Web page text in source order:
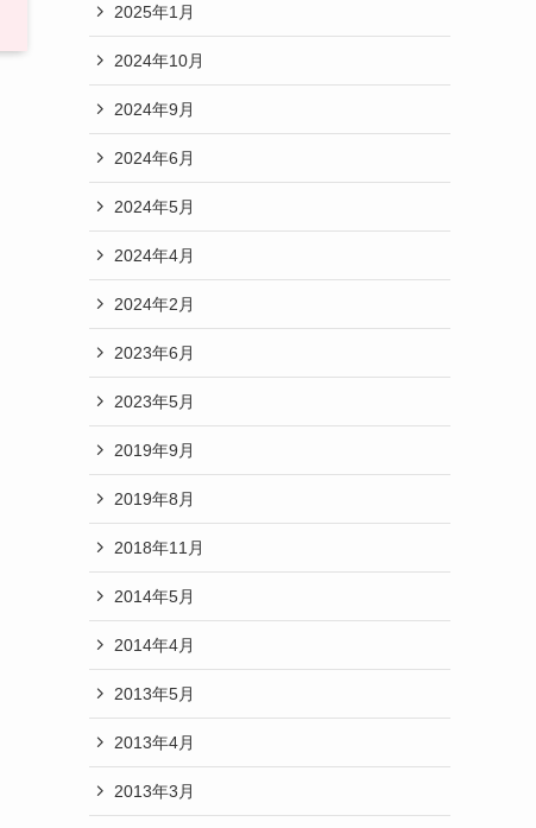
2025年1月
2024年10月
2024年9月
2024年6月
2024年5月
2024年4月
2024年2月
2023年6月
2023年5月
2019年9月
2019年8月
2018年11月
2014年5月
2014年4月
2013年5月
2013年4月
2013年3月